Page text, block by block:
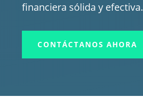
financiera sólida y efectiva.
CONTÁCTANOS AHORA